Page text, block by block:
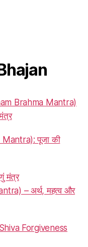
Brahma Mantra)
Mantra): पूजा की
मंत्र
– अर्थ, महत्व और
(Shiva Forgiveness